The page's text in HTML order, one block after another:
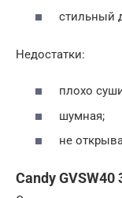
стильный
Недостатки:
плохо
шумная;
не
Candy GVSW40